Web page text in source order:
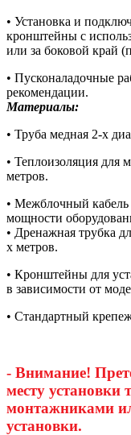
• Установка и
кронштейны с
или за боковой край
• Пусконаладочные
рекомендации.
Материалы:
• Труба медная 2-х
• Теплоизоляция для
метров.
• Межблочный
мощности
• Дренажная трубка
х метров.
• Кронштейны для
в зависимости от
• Стандартный
- Внимание!
месту
монтажниками
установки.